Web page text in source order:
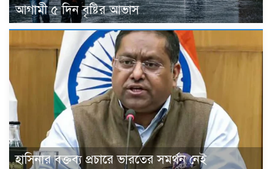
আগামী ৫ দিন বৃষ্টির আভাস
হাসিনার বক্তব্য প্রচারে ভারতের সমর্থন নেই